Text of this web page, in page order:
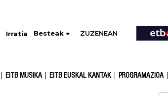
Irratia Besteak ZUZENEAN
EITB MUSIKA EITB EUSKAL KANTAK PROGRAMAZIOA